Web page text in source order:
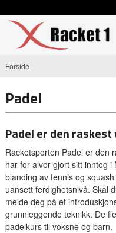
til
innholdet
Forside
Padel
Padel er den
Racketsporten Padel er den
har for alvor gjort sitt inntog
blanding av tennis og
uansett ferdighetsnivå. Skal
melde deg på et
grunnleggende teknikk. De
padelkurs til voksne og barn.